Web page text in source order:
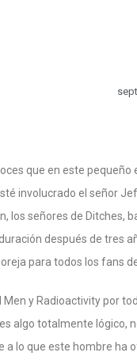
que en este
involucrado el señor
los señores de Ditches,
después de tres
para todos los fans
y Radioactivity por
algo totalmente lógico,
a lo que este hombre ha